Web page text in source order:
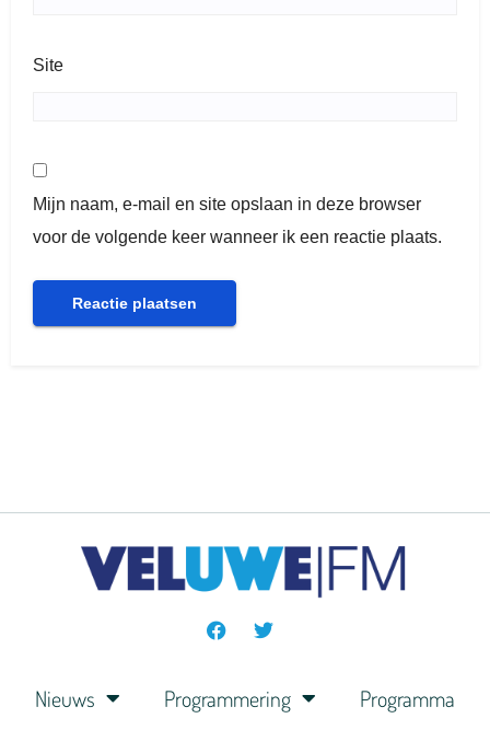
Site
Mijn naam, e-mail en site opslaan in deze browser
voor de volgende keer wanneer ik een reactie plaats.
Nieuws Programmering Programma